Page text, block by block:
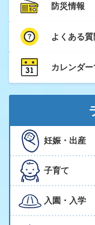
防災情報
よくある質
カレンダ
妊娠・出産
子育て
入園・入学